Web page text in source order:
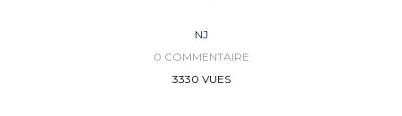
NJ
0 COMMENTAIRE
3330 VUES